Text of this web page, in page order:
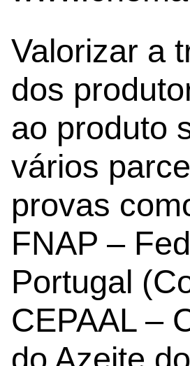
Valorizar a
dos
ao produto
vários
provas
FNAP –
Portugal
CEPAAL –